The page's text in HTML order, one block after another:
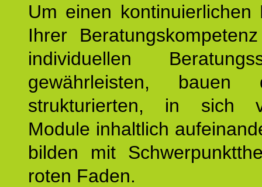
Um einen kontinuierlichen
Ihrer
individuellen
gewährleisten,
strukturierten, in sich
Module inhaltlich
bilden mit
roten Faden.